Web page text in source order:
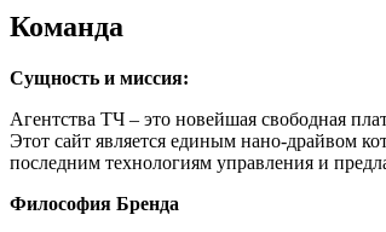
Команда
Сущность и миссия:
Агентства ТЧ – это новейшая свободная
Этот сайт является единым нано-драйвом
последним технологиям управления и
Философия Бренда